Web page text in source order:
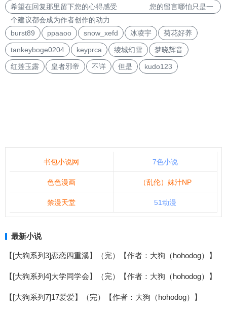
希望在回复那里留下您的心得感受 您的留言哪怕只是一
个建议都会成为作者创作的动力
burst89
ppaaoo snow_xefd 冰凌宇 菊花好养
tankeyboge0204 keyprca 绫城幻雪 梦晓辉音
红莲玉露 皇者邪帝 不详 但是 kudo123
书包小说网 7色小说
色色漫画 （乱伦）妹汁NP
禁漫天堂 51动漫
最新小说
【[大狗系列3]恋恋四重溪】（完）【作者：大狗（hohodog）】
【[大狗系列4]大学同学会】（完）【作者：大狗（hohodog）】
【[大狗系列7]17爱爱】（完）【作者：大狗（hohodog）】